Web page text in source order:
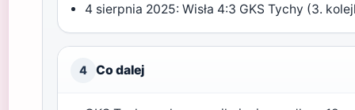
4 sierpnia 2025: Wisła 4:3 GKS Tychy (3.
4 Co dalej